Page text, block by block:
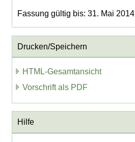
Fassung gültig bis: 31. Mai 2014
Drucken/Speichern
HTML-Gesamtansicht
Vorschrift als PDF
Hilfe